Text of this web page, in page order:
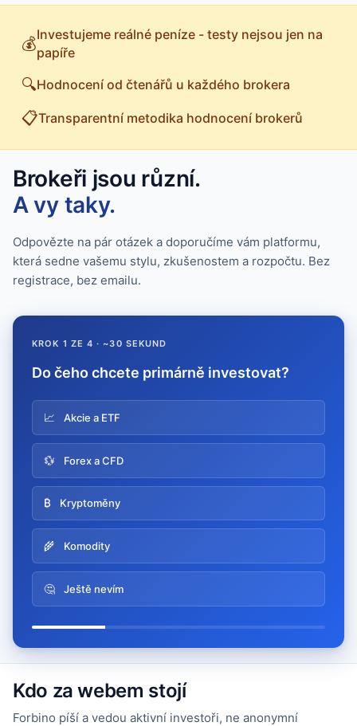
💰Investujeme reálné peníze - testy nejsou jen na
papíře
🔍Hodnocení od čtenářů u každého brokera
📋Transparentní metodika hodnocení brokerů
Brokeři jsou různí.
A vy taky.
Odpovězte na pár otázek a doporučíme vám platformu,
která sedne vašemu stylu, zkušenostem a rozpočtu. Bez
registrace, bez emailu.
KROK 1 ZE 4 · ~30 SEKUND
Do čeho chcete primárně investovat?
📈 Akcie a ETF
💱 Forex a CFD
₿ Kryptoměny
🌾 Komodity
🤔 Ještě nevím
Kdo za webem stojí
Forbino píší a vedou aktivní investoři, ne anonymní